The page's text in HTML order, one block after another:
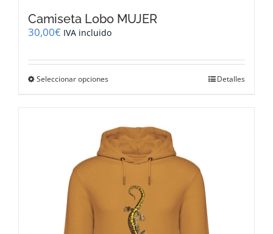
Camiseta Lobo MUJER
30,00€ IVA incluido
Seleccionar opciones
variantes.
Las
opciones
se
pueden
elegir
página
Detalles